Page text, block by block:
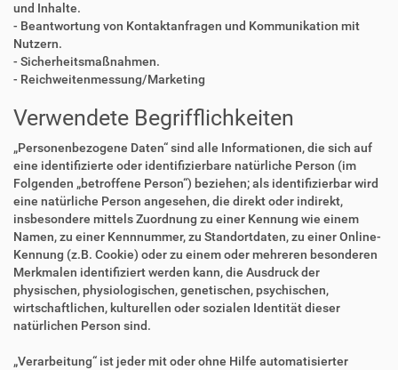
und Inhalte.
- Beantwortung von Kontaktanfragen und Kommunikation mit
Nutzern.
- Sicherheitsmaßnahmen.
- Reichweitenmessung/Marketing
Verwendete Begrifflichkeiten
„Personenbezogene Daten“ sind alle Informationen, die sich auf
eine identifizierte oder identifizierbare natürliche Person (im
Folgenden „betroffene Person“) beziehen; als identifizierbar wird
eine natürliche Person angesehen, die direkt oder indirekt,
insbesondere mittels Zuordnung zu einer Kennung wie einem
Namen, zu einer Kennnummer, zu Standortdaten, zu einer Online-
Kennung (z.B. Cookie) oder zu einem oder mehreren besonderen
Merkmalen identifiziert werden kann, die Ausdruck der
physischen, physiologischen, genetischen, psychischen,
wirtschaftlichen, kulturellen oder sozialen Identität dieser
natürlichen Person sind.
„Verarbeitung“ ist jeder mit oder ohne Hilfe automatisierter